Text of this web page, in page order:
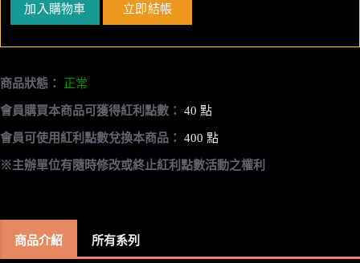
加入購物車 立即結帳
商品狀態： 正常
會員購買本商品可獲得紅利點數： 40 點
會員可使用紅利點數兌換本商品： 400 點
※主辦單位有隨時修改或終止紅利點數活動之權利
商品介紹 所有系列